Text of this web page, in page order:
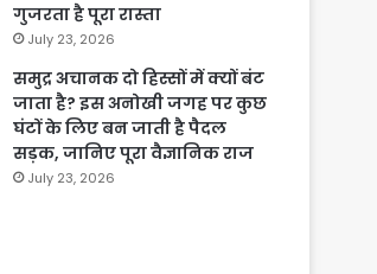
गुजरता है पूरा रास्ता
July 23, 2026
समुद्र अचानक दो हिस्सों में क्यों बंट
जाता है? इस अनोखी जगह पर कुछ
घंटों के लिए बन जाती है पैदल
सड़क, जानिए पूरा वैज्ञानिक राज
July 23, 2026